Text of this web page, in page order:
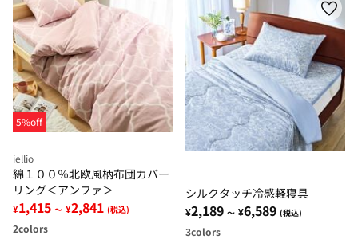
5%off
iellio
綿１００％北欧風柄布団カバー
リング＜アンファ＞
¥1,415 ～ ¥2,841 (税込)
2colors
シルクタッチ冷感軽寝具
¥2,189 ～ ¥6,589 (税込)
3colors